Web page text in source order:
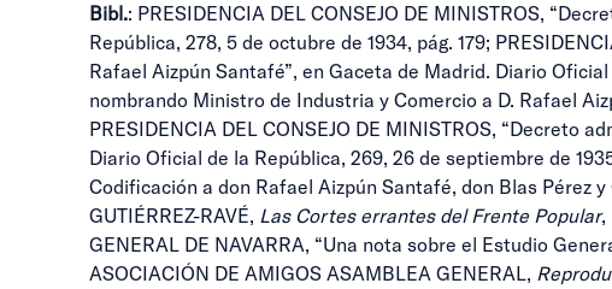
Bibl.: PRESIDENCIA DEL CONSEJO DE MINISTROS,
República, 278, 5 de octubre de 1934, pág. 179;
Rafael Aizpún Santafé”, en Gaceta de Madrid. Diario Oficial
nombrando Ministro de Industria y Comercio a D. Rafael
PRESIDENCIA DEL CONSEJO DE MINISTROS, “Decreto
Diario Oficial de la República, 269, 26 de septiembre de
Codificación a don Rafael Aizpún Santafé, don Blas Pérez y
GUTIÉRREZ-RAVÉ, Las Cortes errantes del Frente Popular,
GENERAL DE NAVARRA, “Una nota sobre el Estudio
ASOCIACIÓN DE AMIGOS ASAMBLEA GENERAL,